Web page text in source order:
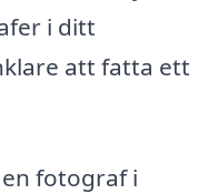
i ditt
att fatta ett
fotograf i